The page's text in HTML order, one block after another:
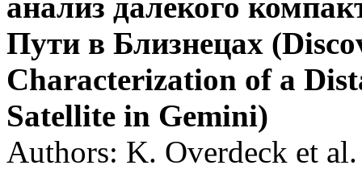
Пути в Близнецах
Characterization of a
Satellite in Gemini)
Authors: K. Overdeck et al.